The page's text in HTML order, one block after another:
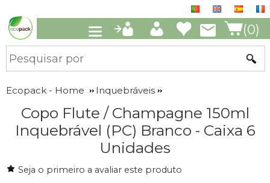
(0)
Ecopack - Home Inquebráveis
Copo Flute / Champagne 150ml
Inquebrável (PC) Branco - Caixa 6
Unidades
Seja o primeiro a avaliar este produto